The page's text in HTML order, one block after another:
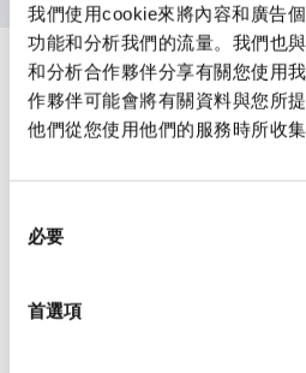
我們使用cookie來將內容和廣告
功能和分析我們的流量。我們也
和分析合作夥伴分享有關您使用
作夥伴可能會將有關資料與您所
他們從您使用他們的服務時所收集
必要
首選項
規格
審美規範